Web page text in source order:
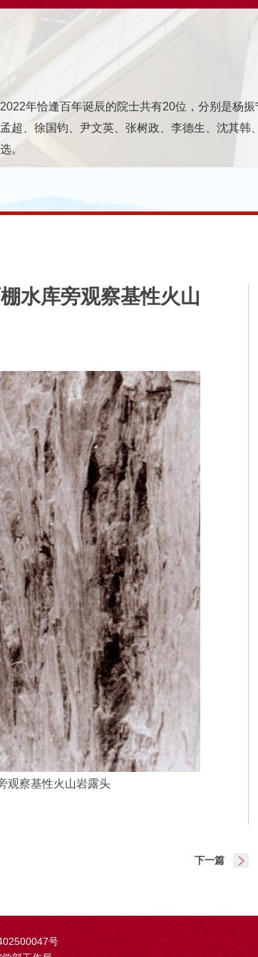
2022年恰逢百年诞辰的院士共有20位，分别是杨
孟超、徐国钧、尹文英、张树政、李德生、沈其
选。
水库旁观察基性火山
观察基性火山岩露头
下一篇
号